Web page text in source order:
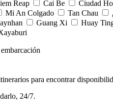
Reap Cai Be Ciudad
Mi An Colgado Tan Chau
Guang Xi Huay
para encontrar
24/7.